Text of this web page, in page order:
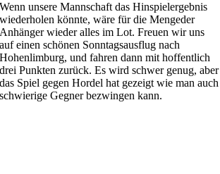
Wenn unsere Mannschaft das Hinspielergebnis
wiederholen könnte, wäre für die Mengeder
Anhänger wieder alles im Lot. Freuen wir uns
auf einen schönen Sonntagsausflug nach
Hohenlimburg, und fahren dann mit hoffentlich
drei Punkten zurück. Es wird schwer genug, aber
das Spiel gegen Hordel hat gezeigt wie man auch
schwierige Gegner bezwingen kann.